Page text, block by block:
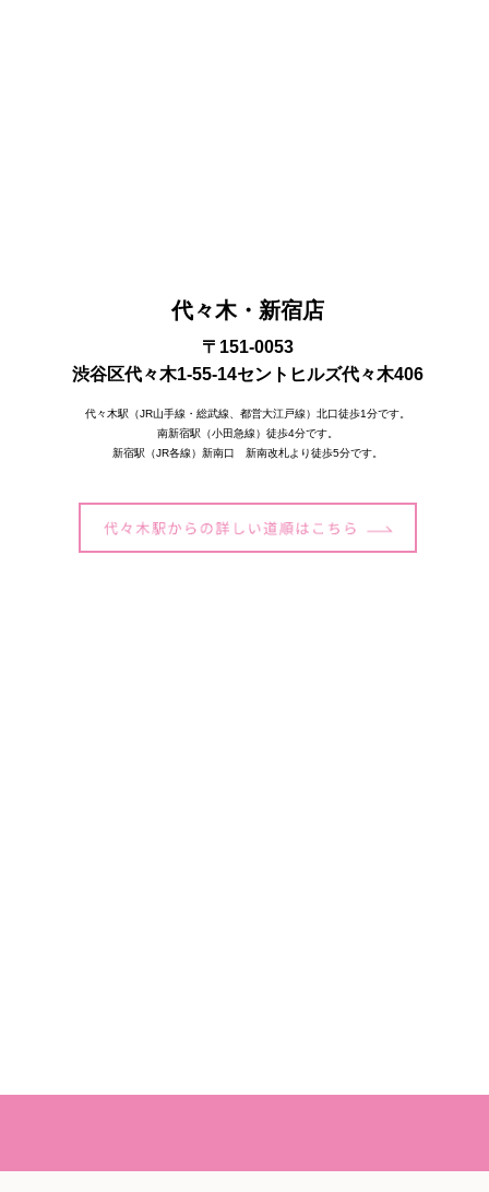
代々木・新宿店
〒151-0053
渋谷区代々木1-55-14セントヒルズ代々木406
代々木駅（JR山手線・総武線、都営大江戸線）北口徒歩1分です。
南新宿駅（小田急線）徒歩4分です。
新宿駅（JR各線）新南口 新南改札より徒歩5分です。